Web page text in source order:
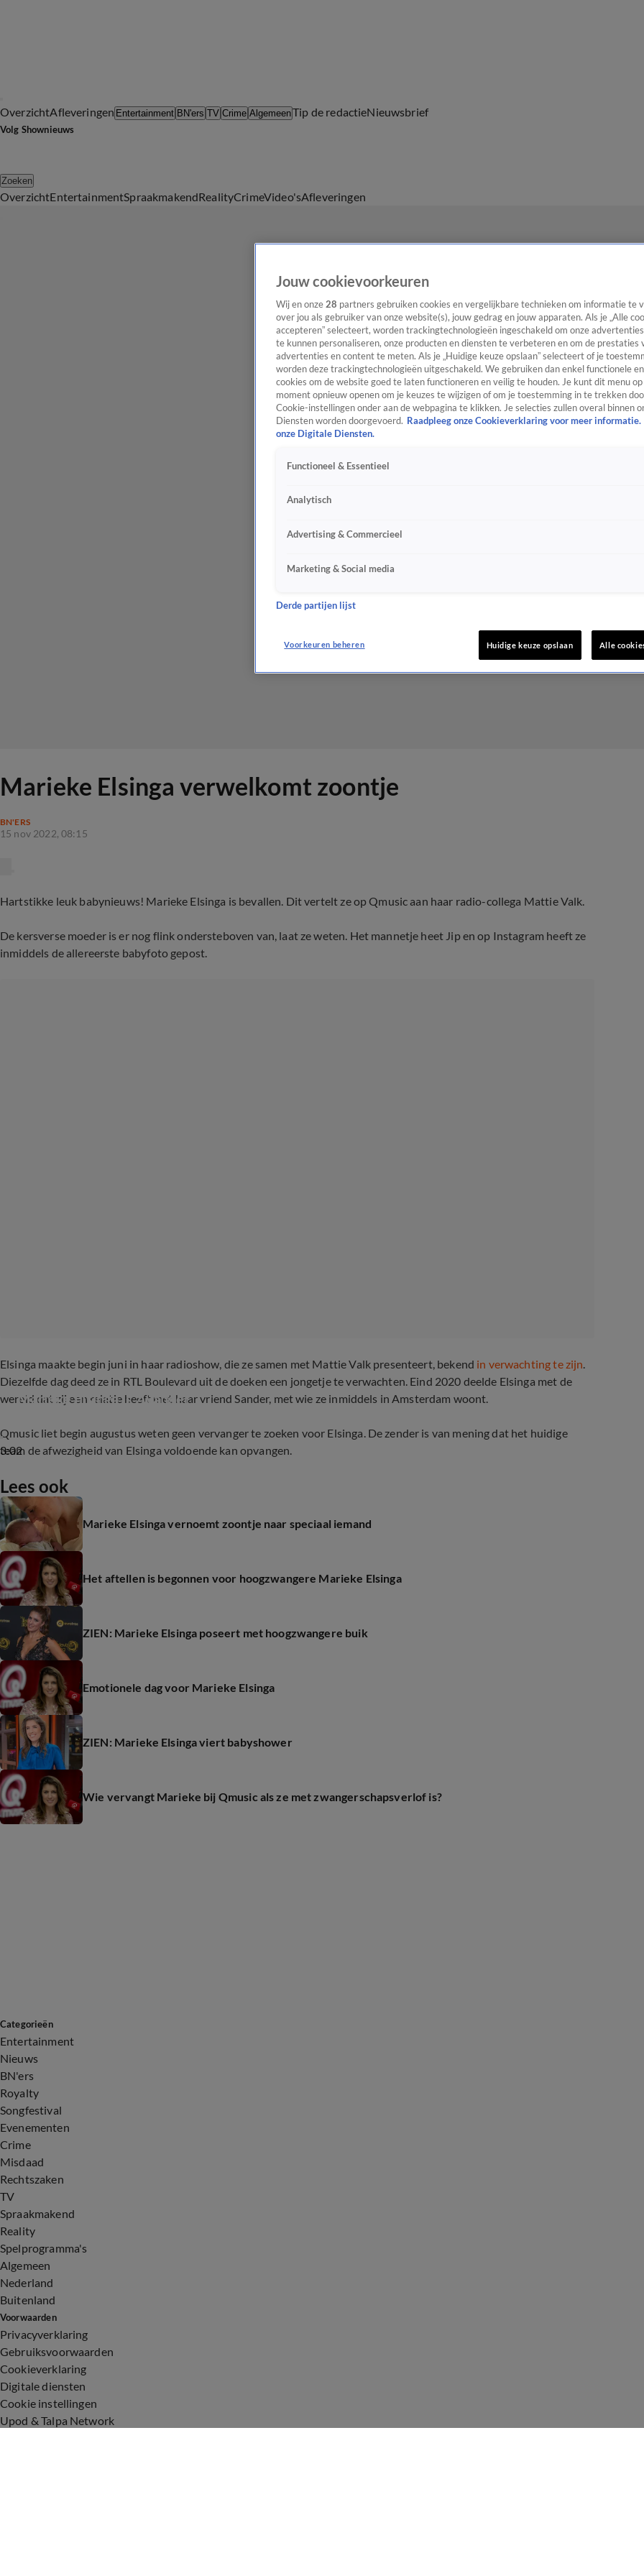
OverzichtAfleveringen Entertainment BN'ers TV Crime AlgemeenTip de redactieNieuwsbrief
Volg Shownieuws
Zoeken
OverzichtEntertainmentSpraakmakendRealityCrimeVideo'sAfleveringen
Marieke Elsinga verwelkomt zoontje
BN'ERS
15 nov 2022, 08:15
Hartstikke leuk babynieuws! Marieke Elsinga is bevallen. Dit vertelt ze op Qmusic aan haar radio-collega Mattie Valk.
De kersverse moeder is er nog flink ondersteboven van, laat ze weten. Het mannetje heet Jip en op Instagram heeft ze
inmiddels de allereerste babyfoto gepost.
Elsinga maakte begin juni in haar radioshow, die ze samen met Mattie Valk presenteert, bekend in verwachting te zijn.
Diezelfde dag deed ze in RTL Boulevard uit de doeken een jongetje te verwachten. Eind 2020 deelde Elsinga met de
wereld dat zij een relatie heeft met haar vriend Sander, met wie ze inmiddels in Amsterdam woont.
3:02
Marieke Elsinga is zwanger
Qmusic liet begin augustus weten geen vervanger te zoeken voor Elsinga. De zender is van mening dat het huidige
team de afwezigheid van Elsinga voldoende kan opvangen.
Lees ook
Marieke Elsinga vernoemt zoontje naar speciaal iemand
Het aftellen is begonnen voor hoogzwangere Marieke Elsinga
ZIEN: Marieke Elsinga poseert met hoogzwangere buik
Emotionele dag voor Marieke Elsinga
ZIEN: Marieke Elsinga viert babyshower
Wie vervangt Marieke bij Qmusic als ze met zwangerschapsverlof is?
Categorieën
Entertainment
Nieuws
BN'ers
Royalty
Songfestival
Evenementen
Crime
Misdaad
Rechtszaken
TV
Spraakmakend
Reality
Spelprogramma's
Algemeen
Nederland
Buitenland
Voorwaarden
Privacyverklaring
Gebruiksvoorwaarden
Cookieverklaring
Digitale diensten
Cookie instellingen
Upod & Talpa Network
Jouw cookievoorkeuren
Wij en onze 28 partners gebruiken cookies en vergelijkbare technieken om informatie te
over jou als gebruiker van onze website(s), jouw gedrag en jouw apparaten. Als je „Alle
accepteren” selecteert, worden trackingtechnologieën ingeschakeld om onze
te kunnen personaliseren, onze producten en diensten te verbeteren en om de prestaties
advertenties en content te meten. Als je „Huidige keuze opslaan” selecteert of je
worden deze trackingtechnologieën uitgeschakeld. We gebruiken dan enkel functionele
cookies om de website goed te laten functioneren en veilig te houden. Je kunt dit menu
moment opnieuw openen om je keuzes te wijzigen of om je toestemming in te trekken
Cookie-instellingen onder aan de webpagina te klikken. Je selecties zullen overal binnen
Diensten worden doorgevoerd. Raadpleeg onze Cookieverklaring voor meer informatie.
onze Digitale Diensten.
Functioneel & Essentieel
Analytisch
Advertising & Commercieel
Marketing & Social media
Derde partijen lijst
Voorkeuren beheren Huidige keuze opslaan Alle